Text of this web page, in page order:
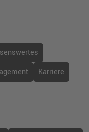
Karriere